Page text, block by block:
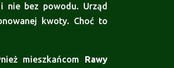
nie bez powodu. Urząd
kwoty. Choć to
mieszkańcom Rawy